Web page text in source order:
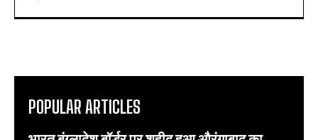
POPULAR ARTICLES